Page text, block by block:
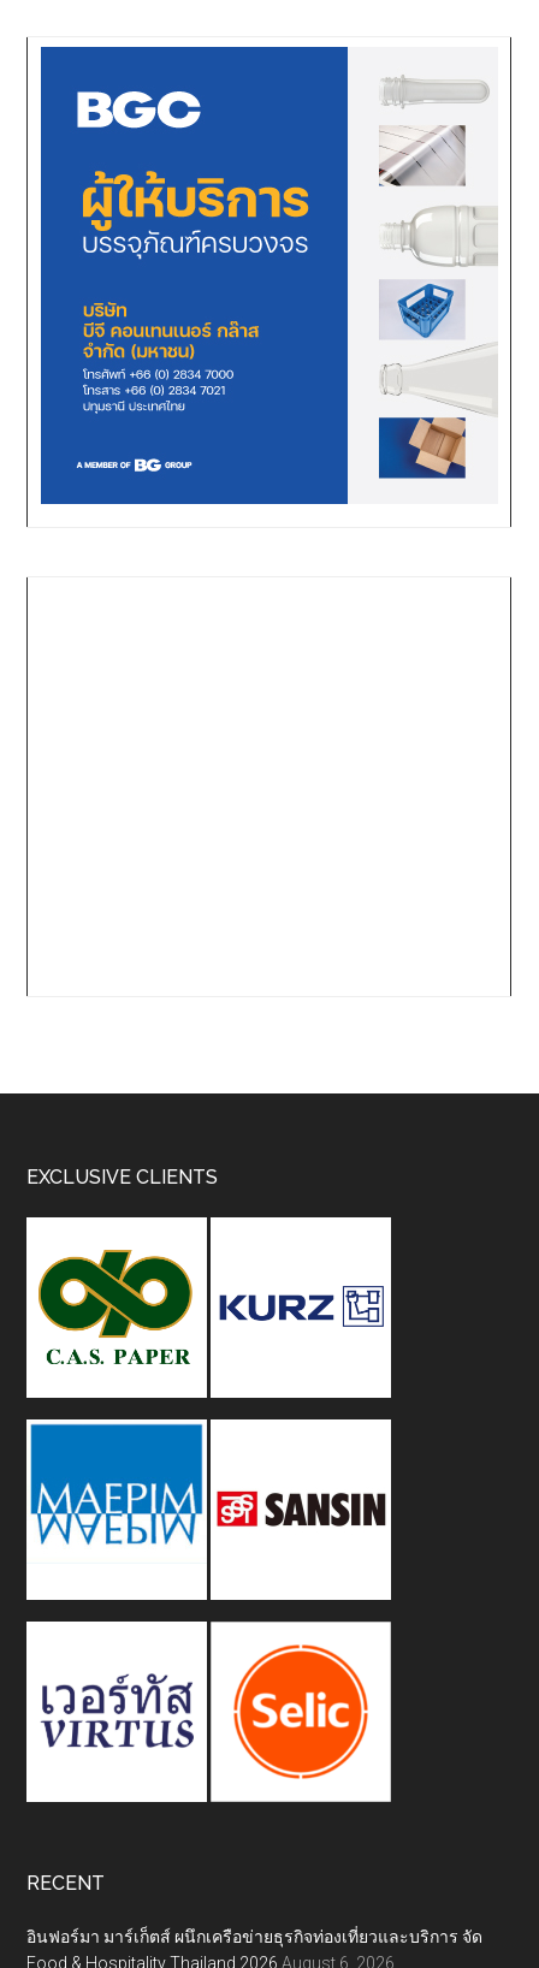
Footer
EXCLUSIVE CLIENTS
RECENT
อินฟอร์มา มาร์เก็ตส์ ผนึกเครือข่ายธุรกิจท่องเที่ยวและบริการ จัด
Food & Hospitality Thailand 2026 August 6, 2026